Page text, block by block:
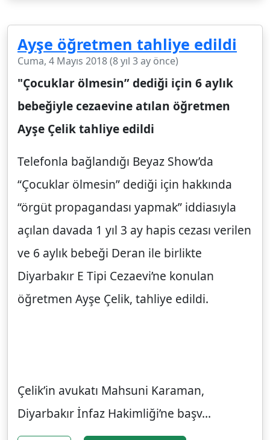
Ayşe öğretmen tahliye edildi
Cuma, 4 Mayıs 2018 (8 yıl 3 ay önce)
"Çocuklar ölmesin” dediği için 6 aylık
bebeğiyle cezaevine atılan öğretmen
Ayşe Çelik tahliye edildi
Telefonla bağlandığı Beyaz Show’da
“Çocuklar ölmesin” dediği için hakkında
“örgüt propagandası yapmak” iddiasıyla
açılan davada 1 yıl 3 ay hapis cezası verilen
ve 6 aylık bebeği Deran ile birlikte
Diyarbakır E Tipi Cezaevi’ne konulan
öğretmen Ayşe Çelik, tahliye edildi.
Çelik’in avukatı Mahsuni Karaman,
Diyarbakır İnfaz Hakimliği’ne başv...